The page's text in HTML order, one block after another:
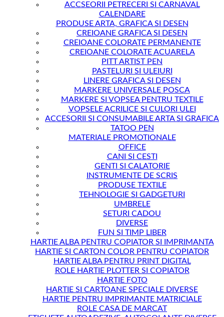
ACCSEORII PETRECERI SI CARNAVAL
CALENDARE
PRODUSE ARTA, GRAFICA SI DESEN
CREIOANE GRAFICA SI DESEN
CREIOANE COLORATE PERMANENTE
CREIOANE COLORATE ACUARELA
PITT ARTIST PEN
PASTELURI SI ULEIURI
LINERE GRAFICA SI DESEN
MARKERE UNIVERSALE POSCA
MARKERE SI VOPSEA PENTRU TEXTILE
VOPSELE ACRILICE SI CULORI ULEI
ACCESORII SI CONSUMABILE ARTA SI GRAFICA
TATOO PEN
MATERIALE PROMOTIONALE
OFFICE
CANI SI CESTI
GENTI SI CALATORIE
INSTRUMENTE DE SCRIS
PRODUSE TEXTILE
TEHNOLOGIE SI GADGETURI
UMBRELE
SETURI CADOU
DIVERSE
FUN SI TIMP LIBER
HARTIE ALBA PENTRU COPIATOR SI IMPRIMANTA
HARTIE SI CARTON COLOR PENTRU COPIATOR
HARTIE ALBA PENTRU PRINT DIGITAL
ROLE HARTIE PLOTTER SI COPIATOR
HARTIE FOTO
HARTIE SI CARTOANE SPECIALE DIVERSE
HARTIE PENTRU IMPRIMANTE MATRICIALE
ROLE CASA DE MARCAT